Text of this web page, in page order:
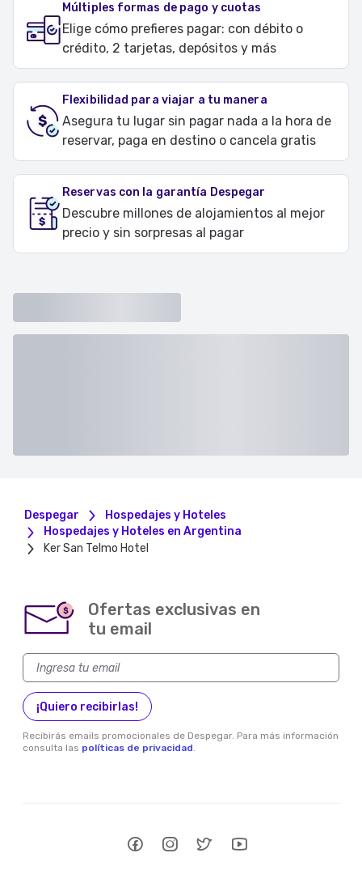
Múltiples formas de pago y cuotas
Elige cómo prefieres pagar: con débito o
crédito, 2 tarjetas, depósitos y más
Flexibilidad para viajar a tu manera
Asegura tu lugar sin pagar nada a la hora de
reservar, paga en destino o cancela gratis
Reservas con la garantía Despegar
Descubre millones de alojamientos al mejor
precio y sin sorpresas al pagar
Despegar
Hospedajes y Hoteles
Hospedajes y Hoteles en Argentina
Ker San Telmo Hotel
$
Ofertas exclusivas en
tu email
¡Quiero recibirlas!
Recibirás emails promocionales de Despegar. Para más información
consulta las políticas de privacidad.